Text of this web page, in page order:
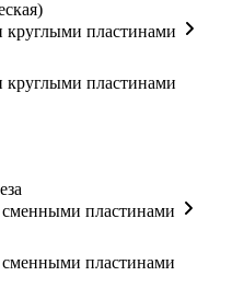
пластинами
пластинами
пластинами
пластинами